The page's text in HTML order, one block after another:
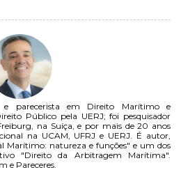
parecerista em Direito Marítimo e
Público pela UERJ; foi pesquisador
na Suíça, e por mais de 20 anos
na UCAM, UFRJ e UERJ. É autor,
Marítimo: natureza e funções" e um dos
"Direito da Arbitragem Marítima".
e Pareceres.